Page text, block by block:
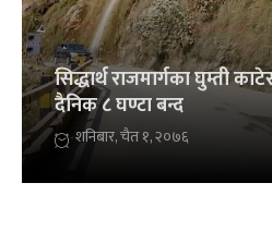
सिद्धार्थ राजमार्गका घुम्ती
दैनिक ८ घण्टा बन्द
शनिबार, चैत १, २०७६